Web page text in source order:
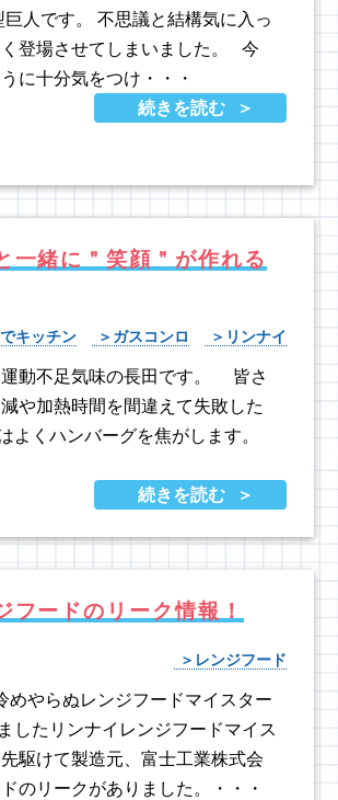
人です。 不思議と結構気に入っ
登場させてしまいました。 今
に十分気をつけ・・・
続きを読む
一緒に＂笑顔＂が作れる
キッチン ガスコンロ リンナイ
運動不足気味の長田です。 皆さ
や加熱時間を間違えて失敗した
くハンバーグを焦がします。
続きを読む
フードのリーク情報！
レンジフード
めやらぬレンジフードマイスター
したリンナイレンジフードマイス
駆けて製造元、富士工業株式会
のリークがありました。・・・